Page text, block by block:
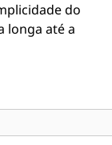
do
longa até a
dos sistemas
potência.